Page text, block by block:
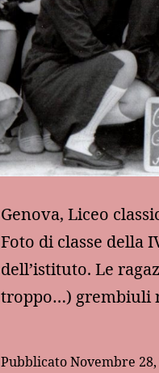
Genova, Liceo
Foto di classe della
dell’istituto. Le
troppo…) grembiuli
PubblicatoNovembre 28,